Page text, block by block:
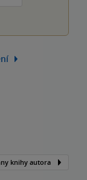
knihy autora